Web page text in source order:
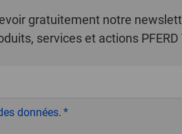
gratuitement notre
services et actions
données.